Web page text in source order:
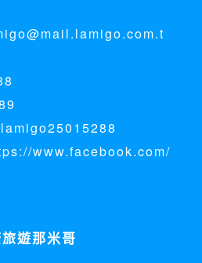
不適用本網站隱私權保護政策，本
了在該資料或電子郵件上註明是由
或電子郵件上提供您能隨時停止接
法及說明。
出借您的個人識別資料。
其他人士或公司提供您的個人識別
www.facebook.com/
遊那米哥